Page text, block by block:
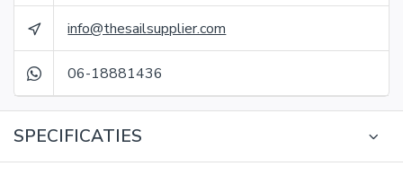
info@thesailsupplier.com
06-18881436
SPECIFICATIES